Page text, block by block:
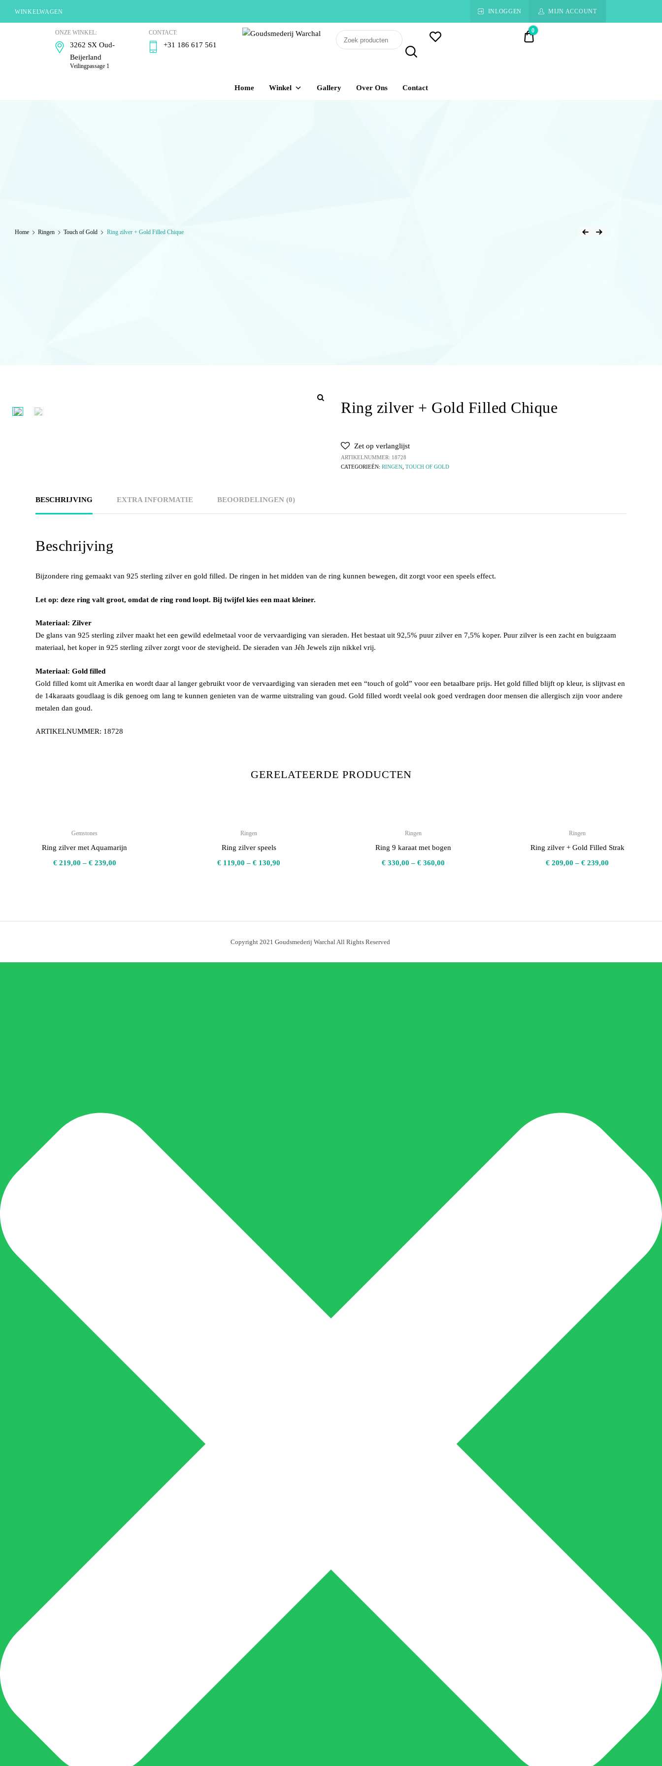
WINKELWAGEN INLOGGEN MIJN ACCOUNT
ONZE WINKEL:
3262 SX Oud-
Beijerland
Veilingpassage 1
CONTACT:
+31 186 617 561
GOUDSMEDERIJ
€ 0,00
0
Home Winkel Gallery Over Ons Contact
Home Ringen Touch of Gold Ring zilver + Gold Filled Chique
Ring zilver + Gold Filled Chique
Zet op verlanglijst
ARTIKELNUMMER: 18728
CATEGORIEËN: RINGEN, TOUCH OF GOLD
BESCHRIJVING EXTRA INFORMATIE BEOORDELINGEN (0)
Beschrijving
Bijzondere ring gemaakt van 925 sterling zilver en gold filled. De ringen in het midden van de ring kunnen bewegen, dit zorgt voor een speels effect.
Let op: deze ring valt groot, omdat de ring rond loopt. Bij twijfel kies een maat kleiner.
Materiaal: Zilver
De glans van 925 sterling zilver maakt het een gewild edelmetaal voor de vervaardiging van sieraden. Het bestaat uit 92,5% puur zilver en 7,5% koper. Puur zilver is een zacht en buigzaam
materiaal, het koper in 925 sterling zilver zorgt voor de stevigheid. De sieraden van Jéh Jewels zijn nikkel vrij.
Materiaal: Gold filled
Gold filled komt uit Amerika en wordt daar al langer gebruikt voor de vervaardiging van sieraden met een “touch of gold” voor een betaalbare prijs. Het gold filled blijft op kleur, is slijtvast en
de 14karaats goudlaag is dik genoeg om lang te kunnen genieten van de warme uitstraling van goud. Gold filled wordt veelal ook goed verdragen door mensen die allergisch zijn voor andere
metalen dan goud.
ARTIKELNUMMER: 18728
GERELATEERDE PRODUCTEN
Gemstones
Ring zilver met Aquamarijn
€219,00 – €239,00
Ringen
Ring zilver speels
€ 119,00 –€ 130,90
Ringen
Ring 9 karaat met bogen
€330,00 – €360,00
Ringen
Ring zilver + Gold Filled Strak
€ 209,00 –€ 239,00
Copyright 2021 Goudsmederij Warchal All Rights Reserved